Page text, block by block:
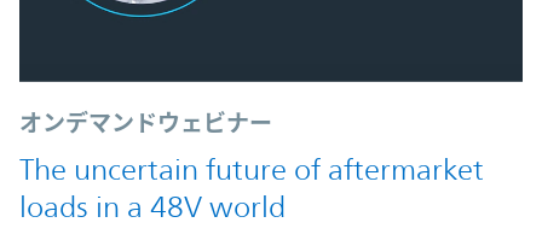
オンデマンドウェビナー
The uncertain future of aftermarket
loads in a 48V world